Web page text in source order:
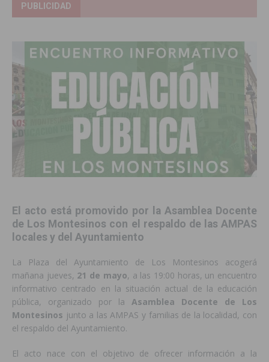
PUBLICIDAD
El acto está promovido por la Asamblea Docente
de Los Montesinos con el respaldo de las AMPAS
locales y del Ayuntamiento
La Plaza del Ayuntamiento de Los Montesinos acogerá
mañana jueves, 21 de mayo, a las 19:00 horas, un encuentro
informativo centrado en la situación actual de la educación
pública, organizado por la Asamblea Docente de Los
Montesinos junto a las AMPAS y familias de la localidad, con
el respaldo del Ayuntamiento.
El acto nace con el objetivo de ofrecer información a la